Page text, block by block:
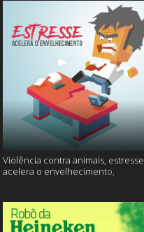
Violência contra animais, estresse
acelera o envelhecimento,